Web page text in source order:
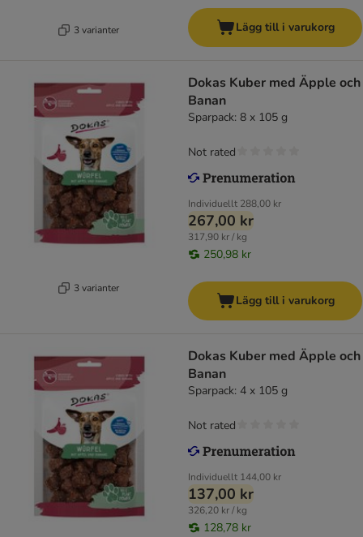
3 varianter Lägg till i varukorg
3 varianter
Dokas Kuber med Äpple och
Banan
Sparpack: 8 x 105 g
Individuellt 288,00 kr
267,00 kr
317,90 kr / kg
250,98 kr
Not rated
Lägg till i varukorg
Dokas Kuber med Äpple och
Banan
Sparpack: 4 x 105 g
Individuellt 144,00 kr
137,00 kr
326,20 kr / kg
128,78 kr
Not rated